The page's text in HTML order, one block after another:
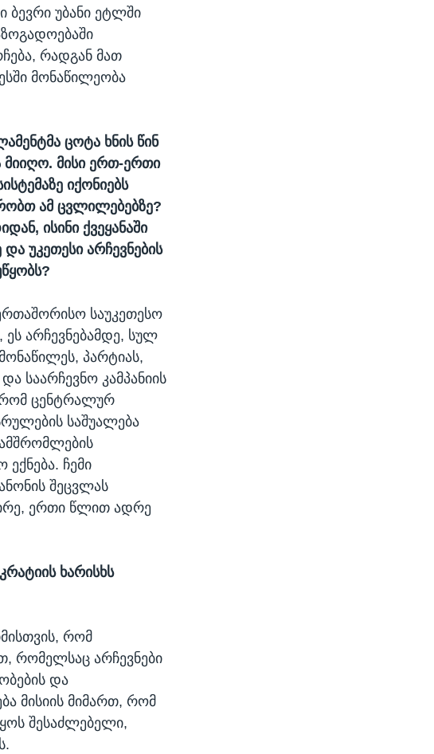
ბევრი უბანი ეტლში
რადგან მათ
მონაწილეობა
ცოტა ხნის წინ
მიიღო. მისი ერთ-ერთი
იქონიებს
ამ ცვლილებებზე?
ისინი ქვეყანაში
უკეთესი არჩევნების
საუკეთესო
ეს არჩევნებამდე, სულ
პარტიას,
საარჩევნო კამპანიის
რომ ცენტრალურ
საშუალება
ექნება. ჩემი
შეცვლას
ერთი წლით ადრე
ხარისხს
რომ
რომელსაც არჩევნები
და
მისიის მიმართ, რომ
შესაძლებელი,